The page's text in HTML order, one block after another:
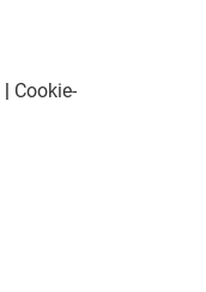
Cookie-